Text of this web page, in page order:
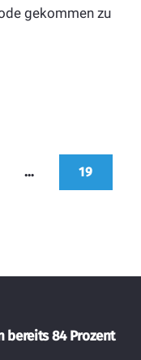
gekommen zu
… 19
bereits 84 Prozent